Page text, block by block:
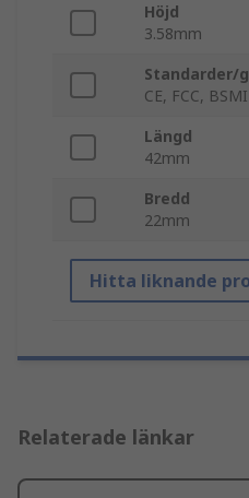
Höjd
3.58mm
Standarder/
CE, FCC, BSMI
Längd
42mm
Bredd
22mm
Hitta liknande
Relaterade länkar